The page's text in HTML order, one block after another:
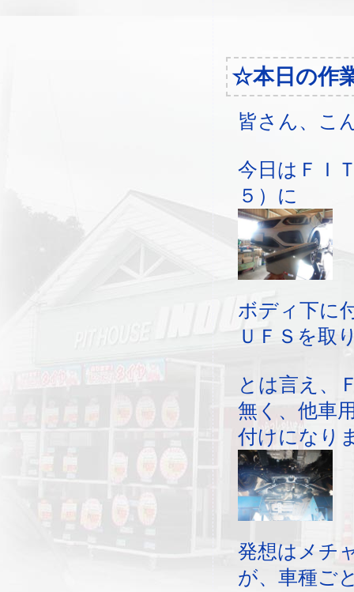
☆本日の作
皆さん、こ
今日はＦＩ
５）に
ボディ下に
ＵＦＳを取
とは言え、
無く、他車
付けになり
発想はメチ
が、車種ご